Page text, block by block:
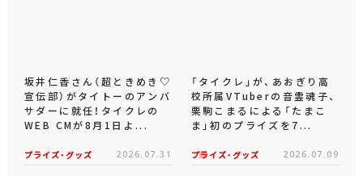
坂井仁香さん（超ときめき♡
宣伝部）がタイトーのアンバ
サダーに就任！タイクレの
WEB CMが8月1日よ...
プライズ・グッズ 2026.07.31
「タイクレ」が、あおぎり高
校所属VTuberの音霊魂子、
栗駒こまるによる「たまこ
ま」初のプライズを7...
プライズ・グッズ 2026.07.09